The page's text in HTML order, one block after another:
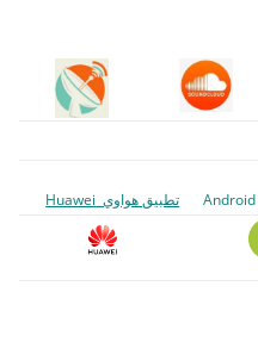
تطبيق هواوي Huawei